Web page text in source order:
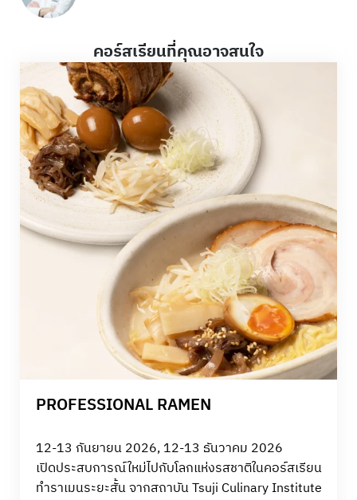
คอร์สเรียนที่คุณอาจสนใจ
PROFESSIONAL RAMEN
12-13 กันยายน 2026, 12-13 ธันวาคม 2026
เปิดประสบการณ์ใหม่ไปกับโลกแห่งรสชาติในคอร์สเรียน
ทำราเมนระยะสั้น จากสถาบัน Tsuji Culinary Institute